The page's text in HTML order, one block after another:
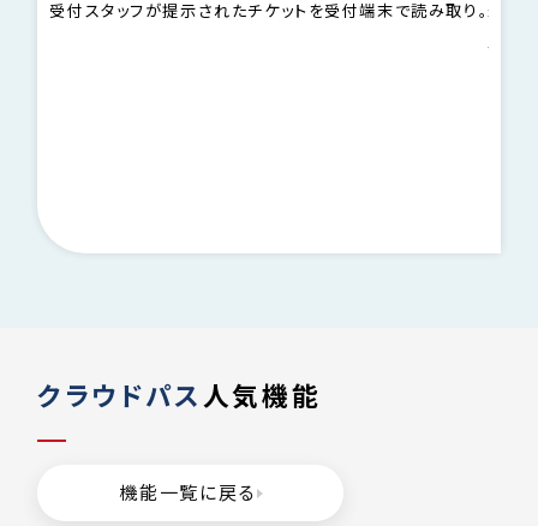
受付スタッフが提示されたチケットを受付端末で読み取り。未使
スム
クラウドパス 人気機能
機能一覧に戻る